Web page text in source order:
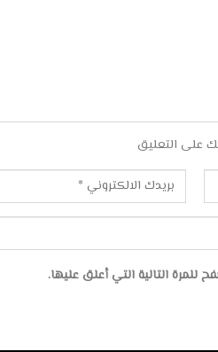
على التعليق
التالية التي أعلق عليها.